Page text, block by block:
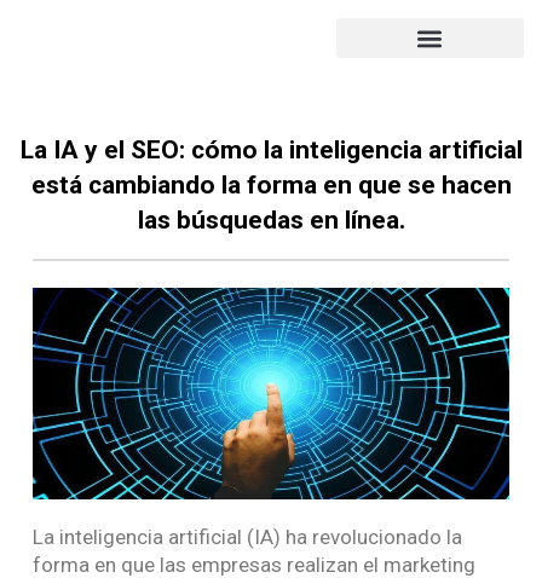
La IA y el SEO: cómo la inteligencia artificial
está cambiando la forma en que se hacen
las búsquedas en línea.
La inteligencia artificial (IA) ha revolucionado la
forma en que las empresas realizan el marketing